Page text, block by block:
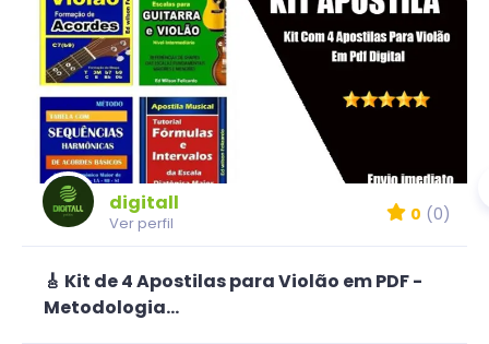
digitall
Ver perfil 0 (0)
🎸 Kit de 4 Apostilas para Violão em PDF -
Metodologia...